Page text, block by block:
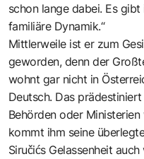
schon lange dabei. Es
familiäre Dynamik.“
Mittlerweile ist er zum
geworden, denn der
wohnt gar nicht in
Deutsch. Das
Behörden oder
kommt ihm seine
Siručićs Gelassenheit